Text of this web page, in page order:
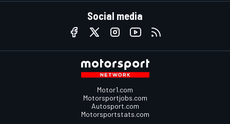
Social media
Motor1.com
Motorsportjobs.com
Autosport.com
Motorsportstats.com